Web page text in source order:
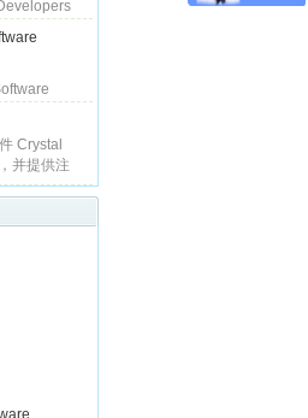
业版的
等
笔记本电
和
用程序。
Crystal
并提供注
了内容敏
程总览、
Cry